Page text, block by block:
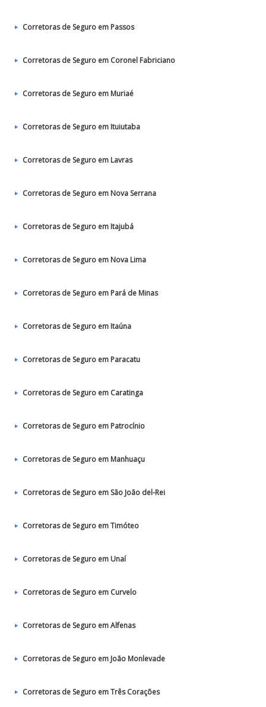
Corretoras de Seguro em Passos
Corretoras de Seguro em Coronel Fabriciano
Corretoras de Seguro em Muriaé
Corretoras de Seguro em Ituiutaba
Corretoras de Seguro em Lavras
Corretoras de Seguro em Nova Serrana
Corretoras de Seguro em Itajubá
Corretoras de Seguro em Nova Lima
Corretoras de Seguro em Pará de Minas
Corretoras de Seguro em Itaúna
Corretoras de Seguro em Paracatu
Corretoras de Seguro em Caratinga
Corretoras de Seguro em Patrocínio
Corretoras de Seguro em Manhuaçu
Corretoras de Seguro em São João del-Rei
Corretoras de Seguro em Timóteo
Corretoras de Seguro em Unaí
Corretoras de Seguro em Curvelo
Corretoras de Seguro em Alfenas
Corretoras de Seguro em João Monlevade
Corretoras de Seguro em Três Corações